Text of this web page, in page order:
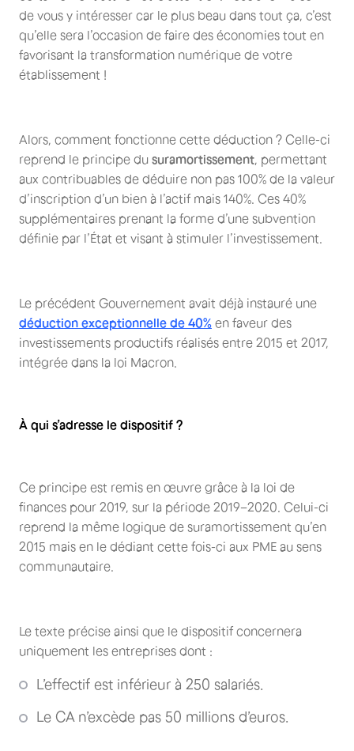
de vous y intéresser car le plus beau dans tout ça, c’est
qu’elle sera l’occasion de faire des économies tout en
favorisant la transformation numérique de votre
établissement !
Alors, comment fonctionne cette déduction ? Celle-ci
reprend le principe du suramortissement , permettant
aux contribuables de déduire non pas 100% de la valeur
d’inscription d’un bien à l’actif mais 140%. Ces 40%
supplémentaires prenant la forme d’une subvention
définie par l’État et visant à stimuler l’investissement.
Le précédent Gouvernement avait déjà instauré une
déduction exceptionnelle de 40% en faveur des
investissements productifs réalisés entre 2015 et 2017,
intégrée dans la loi Macron.
À qui s’adresse le dispositif ?
Ce principe est remis en œuvre grâce à la loi de
finances pour 2019, sur la période 2019–2020. Celui-ci
reprend la même logique de suramortissement qu’en
2015 mais en le dédiant cette fois-ci aux PME au sens
communautaire.
Le texte précise ainsi que le dispositif concernera
uniquement les entreprises dont :
L’effectif est inférieur à 250 salariés.
Le CA n’excède pas 50 millions d’euros.